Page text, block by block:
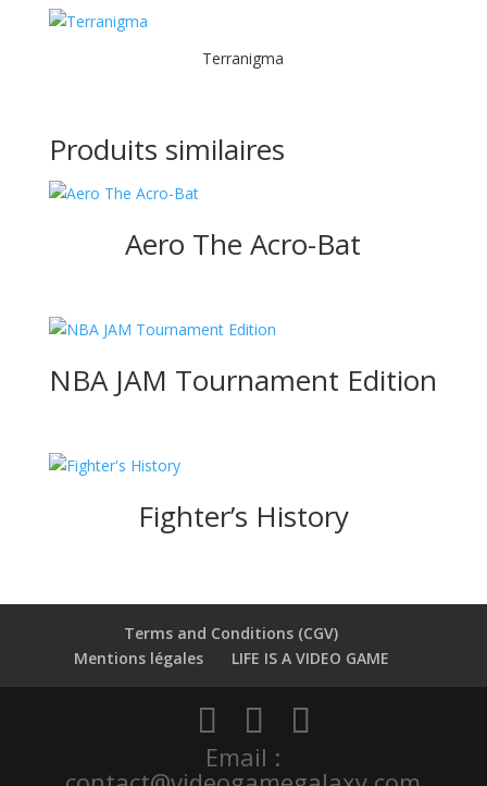
Terranigma
Produits similaires
Aero The Acro-Bat
NBA JAM Tournament Edition
Fighter’s History
Terms and Conditions (CGV)
Mentions légales
LIFE IS A VIDEO GAME
Email :